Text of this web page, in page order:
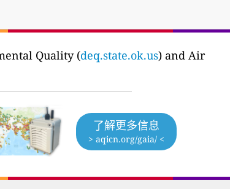
Quality (deq.state.ok.us) and Air
了解更多信息
> aqicn.org/gaia/ <